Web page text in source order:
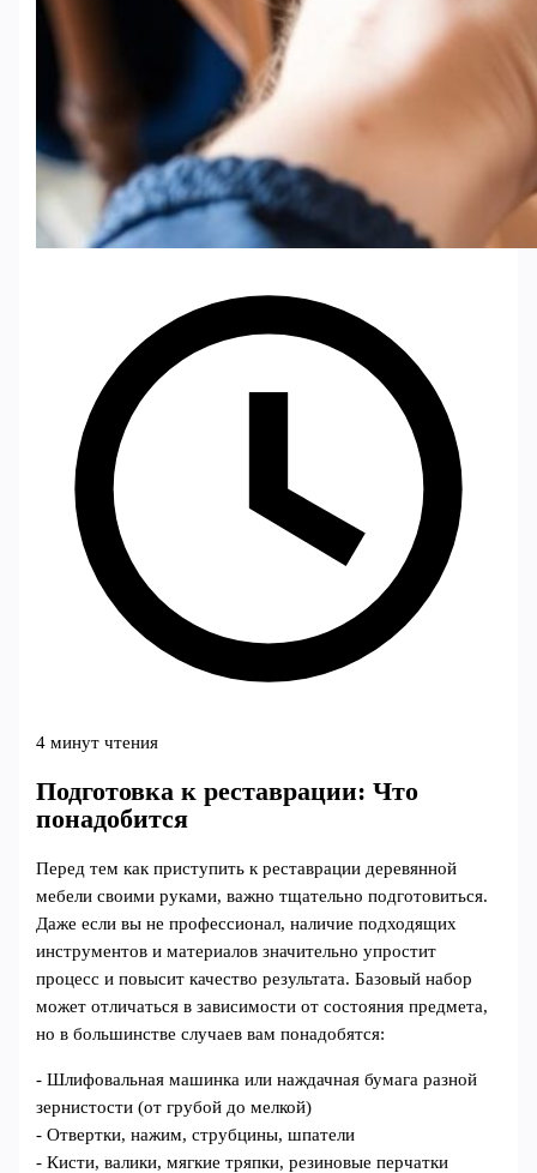
4 минут чтения
Подготовка к реставрации: Что
понадобится
Перед тем как приступить к реставрации деревянной
мебели своими руками, важно тщательно подготовиться.
Даже если вы не профессионал, наличие подходящих
инструментов и материалов значительно упростит
процесс и повысит качество результата. Базовый набор
может отличаться в зависимости от состояния предмета,
но в большинстве случаев вам понадобятся:
- Шлифовальная машинка или наждачная бумага разной
зернистости (от грубой до мелкой)
- Отвертки, нажим, струбцины, шпатели
- Кисти, валики, мягкие тряпки, резиновые перчатки